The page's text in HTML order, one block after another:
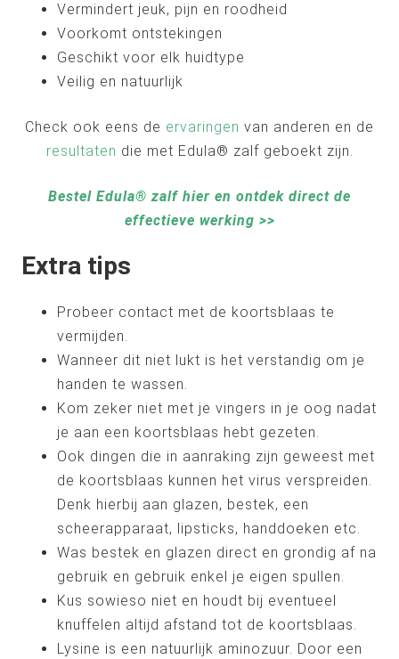
Vermindert jeuk, pijn en roodheid
Voorkomt ontstekingen
Geschikt voor elk huidtype
Veilig en natuurlijk
Check ook eens de ervaringen van anderen en de
resultaten die met Edula® zalf geboekt zijn.
Bestel Edula® zalf hier en ontdek direct de
effectieve werking >>
Extra tips
Probeer contact met de koortsblaas te
vermijden.
Wanneer dit niet lukt is het verstandig om je
handen te wassen.
Kom zeker niet met je vingers in je oog nadat
je aan een koortsblaas hebt gezeten.
Ook dingen die in aanraking zijn geweest met
de koortsblaas kunnen het virus verspreiden.
Denk hierbij aan glazen, bestek, een
scheerapparaat, lipsticks, handdoeken etc.
Was bestek en glazen direct en grondig af na
gebruik en gebruik enkel je eigen spullen.
Kus sowieso niet en houdt bij eventueel
knuffelen altijd afstand tot de koortsblaas.
Lysine is een natuurlijk aminozuur. Door een